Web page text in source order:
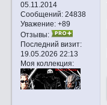
05.11.2014
Сообщений:24838
Уважение: +89
Отзывы:
Последний визит:
19.05.2026 22:13
Моя коллекция: